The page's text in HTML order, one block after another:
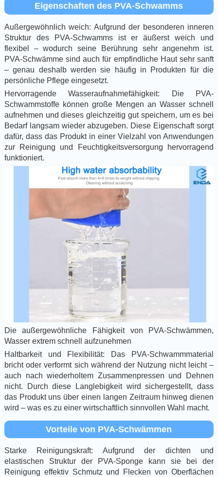
Eigenschaften des PVA-Schwamms
Außergewöhnlich weich: Aufgrund der besonderen inneren
Struktur des PVA-Schwamms ist er äußerst weich und
flexibel – wodurch seine Berührung sehr angenehm ist.
PVA-Schwämme sind auch für empfindliche Haut sehr sanft
– genau deshalb werden sie häufig in Produkten für die
persönliche Pflege eingesetzt.
Hervorragende Wasseraufnahmefähigkeit: Die PVA-
Schwammstoffe können große Mengen an Wasser schnell
aufnehmen und dieses gleichzeitig gut speichern, um es bei
Bedarf langsam wieder abzugeben. Diese Eigenschaft sorgt
dafür, dass das Produkt in einer Vielzahl von Anwendungen
zur Reinigung und Feuchtigkeitsversorgung hervorragend
funktioniert.
Die außergewöhnliche Fähigkeit von PVA-Schwämmen,
Wasser extrem schnell aufzunehmen
Haltbarkeit und Flexibilität: Das PVA-Schwammmaterial
bricht oder verformt sich während der Nutzung nicht leicht –
auch nach wiederholtem Zusammenpressen und Dehnen
nicht. Durch diese Langlebigkeit wird sichergestellt, dass
das Produkt uns über einen langen Zeitraum hinweg dienen
wird – was es zu einer wirtschaftlich sinnvollen Wahl macht.
Vorteile von PVA-Schwämmen
Starke Reinigungskraft: Aufgrund der dichten und
elastischen Struktur der PVA-Sponge kann sie bei der
Reinigung effektiv Schmutz und Flecken von Oberflächen